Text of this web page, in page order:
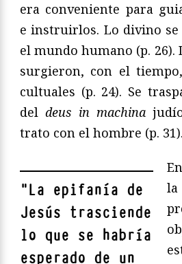
era conveniente para
e instruirlos. Lo divino se
el mundo humano (p. 26).
surgieron, con el
cultuales (p. 24). Se
deldeus in machina
trato con el hombre (p. 31).
"La epifanía de
Jesús trasciende
lo que se habría
esperado de un